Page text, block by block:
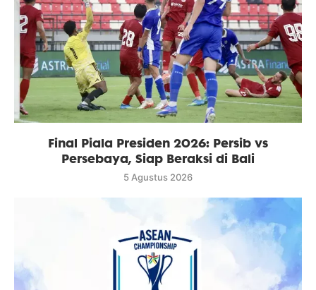
Final Piala Presiden 2026: Persib vs
Persebaya, Siap Beraksi di Bali
5 Agustus 2026